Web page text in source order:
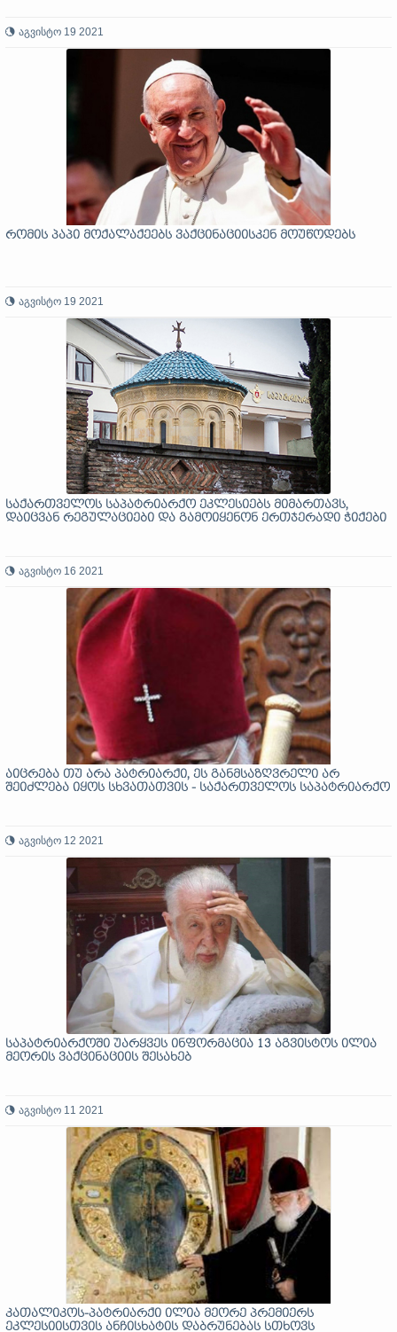
აგვისტო 19 2021
რომის პაპი მოქალაქეებს ვაქცინაციისკენ მოუწოდებს
აგვისტო 19 2021
საქართველოს საპატრიარქო ეკლესიებს მიმართავს,
დაიცვან რეგულაციები და გამოიყენონ ერთჯერადი ჭიქები
აგვისტო 16 2021
აიცრება თუ არა პატრიარქი, ეს განმსაზღვრელი არ
შეიძლება იყოს სხვათათვის - საქართველოს საპატრიარქო
აგვისტო 12 2021
საპატრიარქოში უარყვეს ინფორმაცია 13 აგვისტოს ილია
მეორის ვაქცინაციის შესახებ
აგვისტო 11 2021
კათალიკოს-პატრიარქი ილია მეორე პრემიერს
ეკლესიისთვის ანჩისხატის დაბრუნებას სთხოვს